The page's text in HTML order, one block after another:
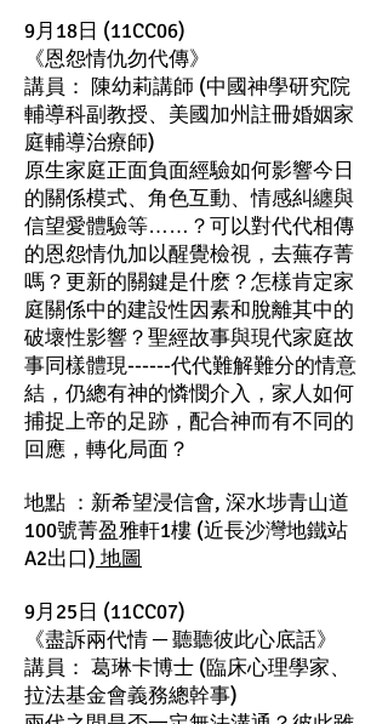
9月18日 (11CC06)
《恩怨情仇勿代傳》
講員： 陳幼莉講師 (中國神學研究院
輔導科副教授、美國加州註冊婚姻家
庭輔導治療師)
原生家庭正面負面經驗如何影響今日
的關係模式、角色互動、情感糾纏與
信望愛體驗等……？可以對代代相傳
的恩怨情仇加以醒覺檢視，去蕪存菁
嗎？更新的關鍵是什麽？怎樣肯定家
庭關係中的建設性因素和脫離其中的
破壞性影響？聖經故事與現代家庭故
事同樣體現------代代難解難分的情意
結，仍總有神的憐憫介入，家人如何
捕捉上帝的足跡，配合神而有不同的
回應，轉化局面？
地點 ：新希望浸信會, 深水埗青山道
100號菁盈雅軒1樓 (近長沙灣地鐵站
A2出口) 地圖
9月25日 (11CC07)
《盡訴兩代情 ─ 聽聽彼此心底話》
講員： 葛琳卡博士 (臨床心理學家、
拉法基金會義務總幹事)